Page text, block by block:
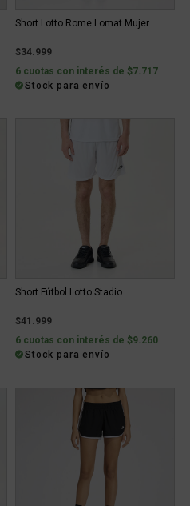
Short Lotto Rome Lomat Mujer
$34.999
6 cuotas con interés de $7.717
Stock para envío
Short Fútbol Lotto Stadio
$41.999
6 cuotas con interés de $9.260
Stock para envío